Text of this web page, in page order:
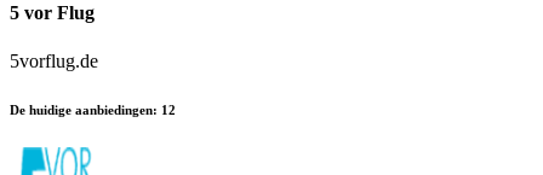
5 vor Flug
5vorflug.de
De huidige aanbiedingen: 12